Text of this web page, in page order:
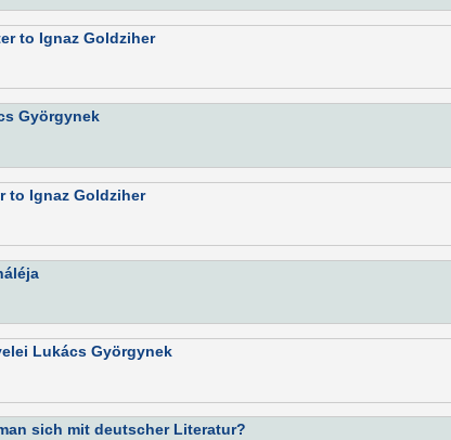
to Ignaz Goldziher
Györgynek
to Ignaz Goldziher
Lukács Györgynek
sich mit deutscher Literatur?